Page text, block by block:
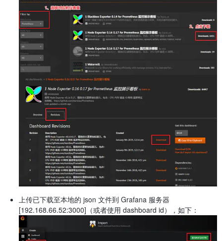
上传已下载至本地的 json 文件到 Grafana 服务器
[192.168.66.52:3000]（或者使用 dashboard id），如下：